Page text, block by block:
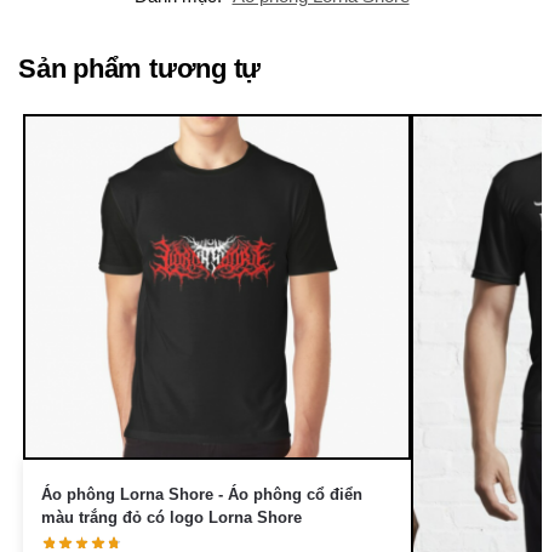
Sản phẩm tương tự
Áo phông Lorna Shore - Áo phông cổ điển
màu trắng đỏ có logo Lorna Shore